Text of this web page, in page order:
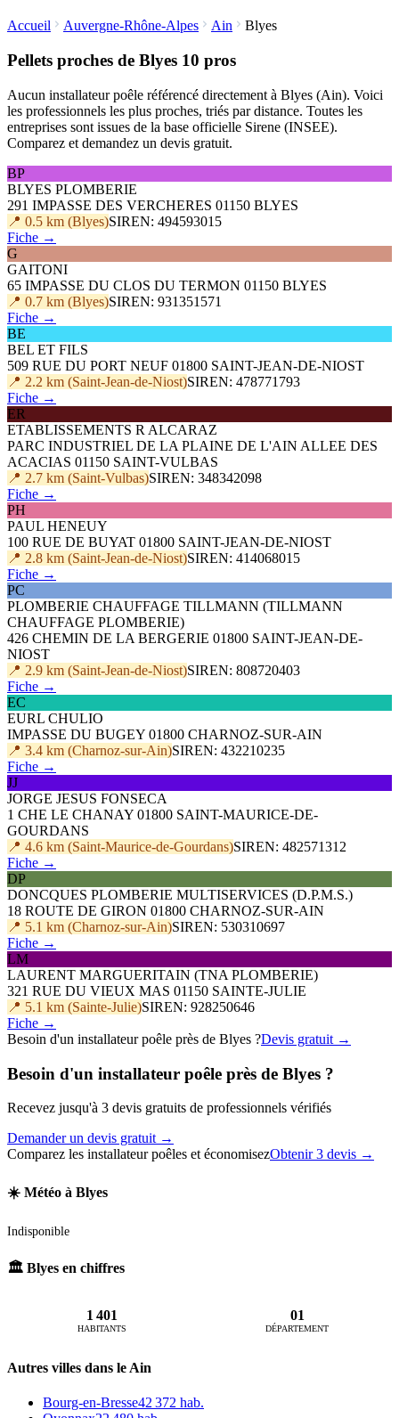
Accueil Auvergne-Rhône-Alpes Ain Blyes
Pellets proches de Blyes 10 pros
Aucun installateur poêle référencé directement à Blyes (Ain). Voici
les professionnels les plus proches, triés par distance. Toutes les
entreprises sont issues de la base officielle Sirene (INSEE).
Comparez et demandez un devis gratuit.
BP
BLYES PLOMBERIE
291 IMPASSE DES VERCHERES 01150 BLYES
📍 0.5 km (Blyes)SIREN: 494593015
Fiche →
G
GAITONI
65 IMPASSE DU CLOS DU TERMON 01150 BLYES
📍 0.7 km (Blyes)SIREN: 931351571
Fiche →
BE
BEL ET FILS
509 RUE DU PORT NEUF 01800 SAINT-JEAN-DE-NIOST
📍 2.2 km (Saint-Jean-de-Niost)SIREN: 478771793
Fiche →
ER
ETABLISSEMENTS R ALCARAZ
PARC INDUSTRIEL DE LA PLAINE DE L'AIN ALLEE DES
ACACIAS 01150 SAINT-VULBAS
📍 2.7 km (Saint-Vulbas)SIREN: 348342098
Fiche →
PH
PAUL HENEUY
100 RUE DE BUYAT 01800 SAINT-JEAN-DE-NIOST
📍 2.8 km (Saint-Jean-de-Niost)SIREN: 414068015
Fiche →
PC
PLOMBERIE CHAUFFAGE TILLMANN (TILLMANN
CHAUFFAGE PLOMBERIE)
426 CHEMIN DE LA BERGERIE 01800 SAINT-JEAN-DE-
NIOST
📍 2.9 km (Saint-Jean-de-Niost)SIREN: 808720403
Fiche →
EC
EURL CHULIO
IMPASSE DU BUGEY 01800 CHARNOZ-SUR-AIN
📍 3.4 km (Charnoz-sur-Ain)SIREN: 432210235
Fiche →
JJ
JORGE JESUS FONSECA
1 CHE LE CHANAY 01800 SAINT-MAURICE-DE-
GOURDANS
📍 4.6 km (Saint-Maurice-de-Gourdans)SIREN: 482571312
Fiche →
DP
DONCQUES PLOMBERIE MULTISERVICES (D.P.M.S.)
18 ROUTE DE GIRON 01800 CHARNOZ-SUR-AIN
📍 5.1 km (Charnoz-sur-Ain)SIREN: 530310697
Fiche →
LM
LAURENT MARGUERITAIN (TNA PLOMBERIE)
321 RUE DU VIEUX MAS 01150 SAINTE-JULIE
📍 5.1 km (Sainte-Julie)SIREN: 928250646
Fiche →
Besoin d'un installateur poêle près de Blyes ?Devis gratuit →
Besoin d'un installateur poêle près de Blyes ?
Recevez jusqu'à 3 devis gratuits de professionnels vérifiés
Demander un devis gratuit →
Comparez les installateur poêles et économisezObtenir 3 devis →
☀️ Météo à Blyes
Indisponible
🏛️ Blyes en chiffres
1 401
HABITANTS
01
DÉPARTEMENT
Autres villes dans le Ain
Bourg-en-Bresse42 372 hab.